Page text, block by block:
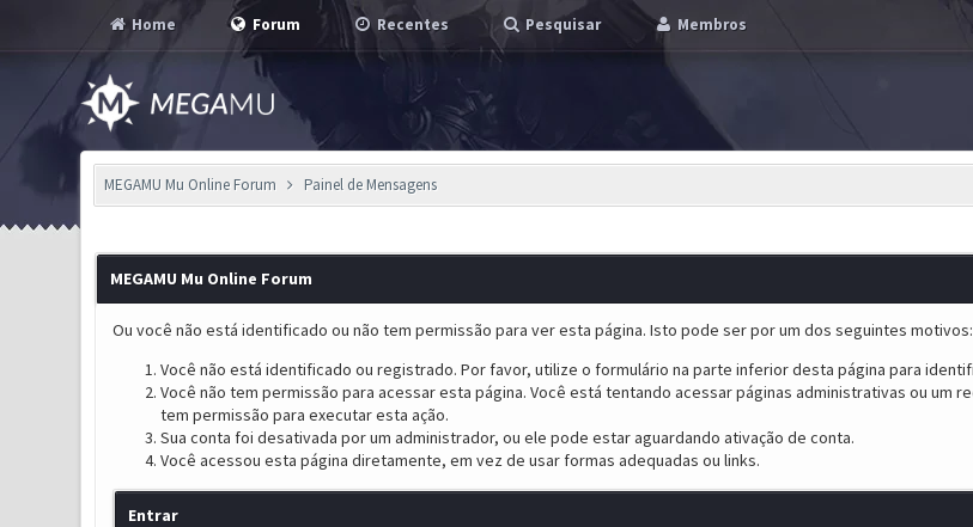
Home Forum Recentes Pesquisar Membros
MEGAMU Mu Online Forum Painel de Mensagens
MEGAMU Mu Online Forum
Ou você não está identificado ou não tem permissão para ver esta página. Isto pode ser por um dos seguintes motivos:
Você não está identificado ou registrado. Por favor, utilize o formulário na parte inferior desta página para
Você não tem permissão para acessar esta página. Você está tentando acessar páginas administrativas ou um
tem permissão para executar esta ação.
Sua conta foi desativada por um administrador, ou ele pode estar aguardando ativação de conta.
Você acessou esta página diretamente, em vez de usar formas adequadas ou links.
Entrar